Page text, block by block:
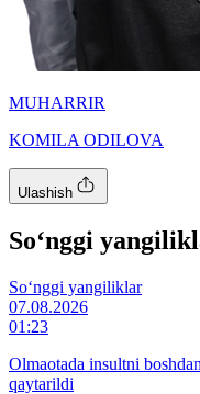
MUHARRIR
KOMILA ODILOVA
Ulashish
So‘nggi
So‘nggi yangiliklar
07.08.2026
01:23
Olmaotada insultni
qaytarildi